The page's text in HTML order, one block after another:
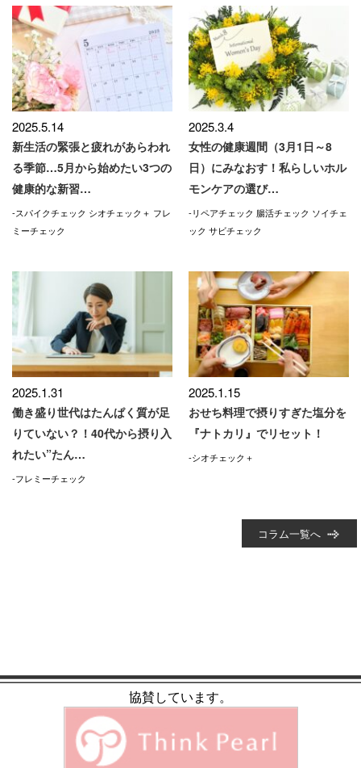
2025.5.14
新生活の緊張と疲れがあらわれ
る季節…5月から始めたい3つの
健康的な新習…
-スパイクチェック シオチェック＋ フレ
ミーチェック
2025.3.4
女性の健康週間（3月1日～8
日）にみなおす！私らしいホル
モンケアの選び…
-リペアチェック 腸活チェック ソイチェ
ック サビチェック
2025.1.31
働き盛り世代はたんぱく質が足
りていない？！40代から摂り入
れたい”たん…
-フレミーチェック
2025.1.15
おせち料理で摂りすぎた塩分を
『ナトカリ』でリセット！
-シオチェック＋
コラム一覧へ
協賛しています。